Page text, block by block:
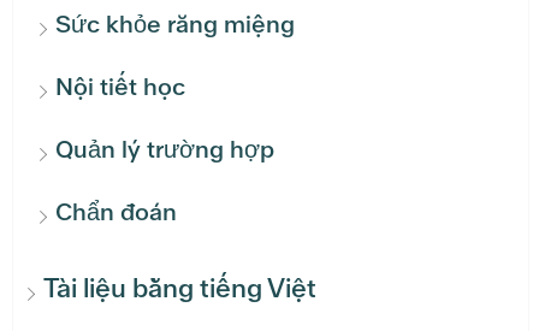
Sức khỏe răng miệng
Nội tiết học
Quản lý trường hợp
Chẩn đoán
Tài liệu bằng tiếng Việt